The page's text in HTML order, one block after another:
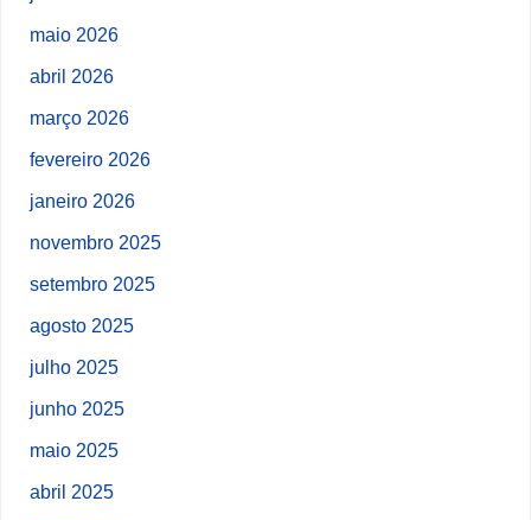
maio 2026
abril 2026
março 2026
fevereiro 2026
janeiro 2026
novembro 2025
setembro 2025
agosto 2025
julho 2025
junho 2025
maio 2025
abril 2025